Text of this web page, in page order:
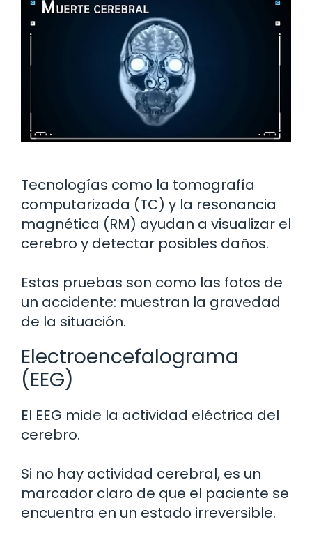
Tecnologías como la tomografía
computarizada (TC) y la resonancia
magnética (RM) ayudan a visualizar el
cerebro y detectar posibles daños.
Estas pruebas son como las fotos de
un accidente: muestran la gravedad
de la situación.
Electroencefalograma
(EEG)
El EEG mide la actividad eléctrica del
cerebro.
Si no hay actividad cerebral, es un
marcador claro de que el paciente se
encuentra en un estado irreversible.